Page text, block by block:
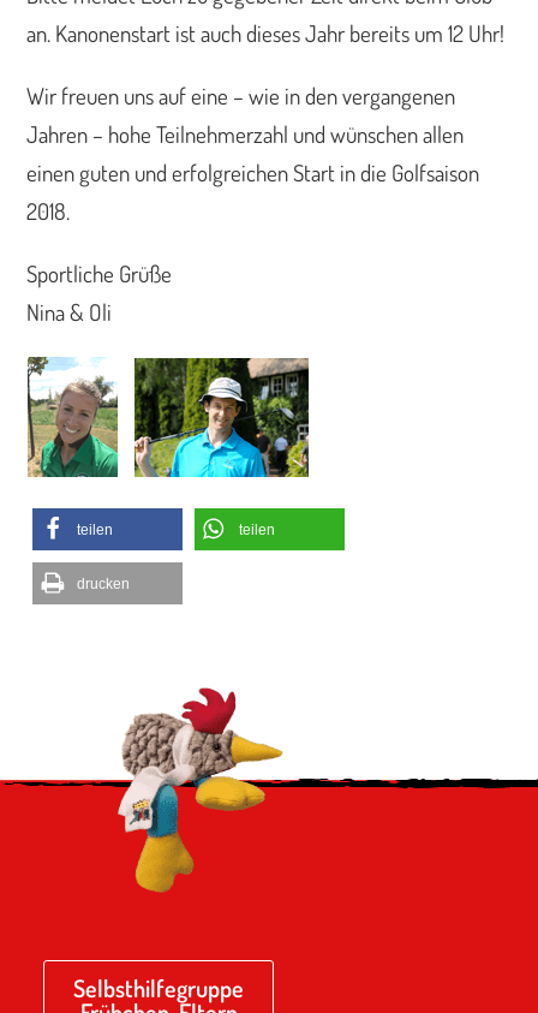
an. Kanonenstart ist auch dieses Jahr bereits um 12 Uhr!
Wir freuen uns auf eine – wie in den vergangenen
Jahren – hohe Teilnehmerzahl und wünschen allen
einen guten und erfolgreichen Start in die Golfsaison
2018.
Sportliche Grüße
Nina & Oli
teilen teilen
drucken
Selbsthilfegruppe